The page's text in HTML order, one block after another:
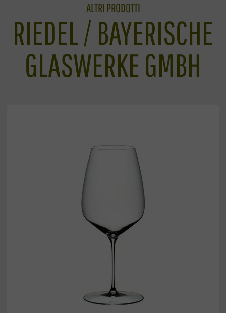
ALTRI PRODOTTI
RIEDEL / BAYERISCHE
GLASWERKE GMBH